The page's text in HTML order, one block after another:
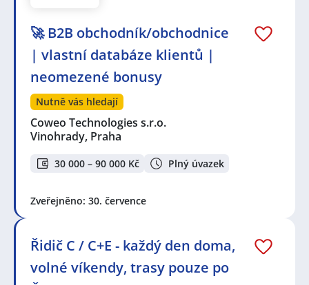
🚀 B2B obchodník/obchodnice
| vlastní databáze klientů |
neomezené bonusy
Nutně vás hledají
Coweo Technologies s.r.o.
Vinohrady, Praha
30 000 – 90 000 Kč Plný úvazek
Zveřejněno: 30. července
Řidič C / C+E - každý den doma,
volné víkendy, trasy pouze po